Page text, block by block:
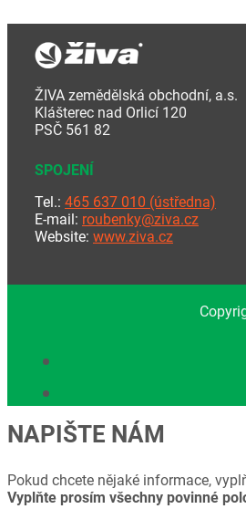
ŽIVA zemědělská obchodní, a.s.
Klášterec nad Orlicí 120
PSČ 561 82
SPOJENÍ
Tel.: 465 637 010 (ústředna)
E-mail: roubenky@ziva.cz
Website: www.ziva.cz
NAPIŠTE NÁM
Pokud chcete nějaké informace,
Vyplňte prosím všechny povinné